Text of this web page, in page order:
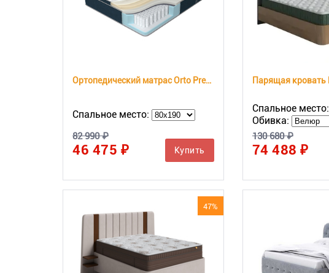
Ортопедический матрас Orto Premium Memory
Спальное место:
82 990 ₽
46 475 ₽ Купить
Спальное место:
Обивка:
130 680 ₽
74 488 ₽
47%